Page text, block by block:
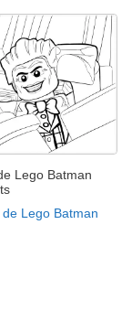
Lego Batman
Lego Batman